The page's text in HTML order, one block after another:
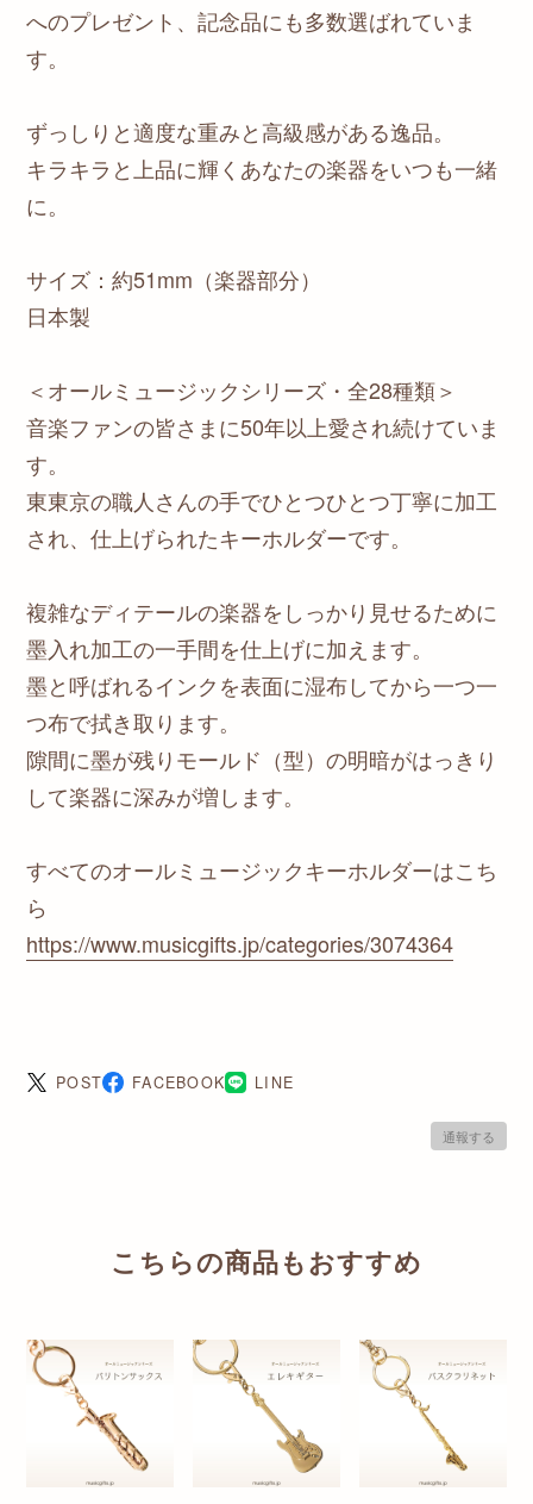
へのプレゼント、記念品にも多数選ばれていま
す。
ずっしりと適度な重みと高級感がある逸品。
キラキラと上品に輝くあなたの楽器をいつも一緒
に。
サイズ：約51mm（楽器部分）
日本製
＜オールミュージックシリーズ・全28種類＞
音楽ファンの皆さまに50年以上愛され続けていま
す。
東東京の職人さんの手でひとつひとつ丁寧に加工
され、仕上げられたキーホルダーです。
複雑なディテールの楽器をしっかり見せるために
墨入れ加工の一手間を仕上げに加えます。
墨と呼ばれるインクを表面に湿布してから一つ一
つ布で拭き取ります。
隙間に墨が残りモールド（型）の明暗がはっきり
して楽器に深みが増します。
すべてのオールミュージックキーホルダーはこち
ら
https://www.musicgifts.jp/categories/3074364
POST FACEBOOK LINE
通報する
こちらの商品もおすすめ